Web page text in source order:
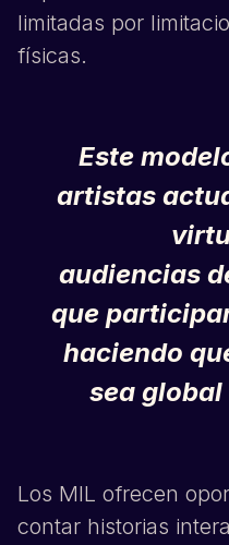
limitadas por
físicas.
Este
artistas
audiencias
que
haciendo
sea
Los MIL ofrecen
contar historias